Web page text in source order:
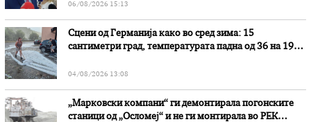
06/08/2026 15:13
Сцени од Германија како во сред зима: 15
сантиметри град, температурата падна од 36 на 19
04/08/2026 13:08
„Марковски компани“ ги демонтирала погонските
станици од „Осломеј“ и не ги монтирала во РЕК